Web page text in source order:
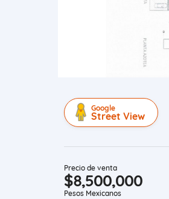
Google
Street View
Precio de venta
$8,500,000
Pesos Mexicanos